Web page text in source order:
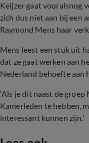
Keijzer gaat vooralsnog
zich dus niet aan bij een
Raymond Mens haar
Mens leest een stuk uit
dat ze gaat werken aan
Nederland behoefte aan
'Als je dit naast de groep
Kamerleden te hebben,
interessant kunnen zijn.'